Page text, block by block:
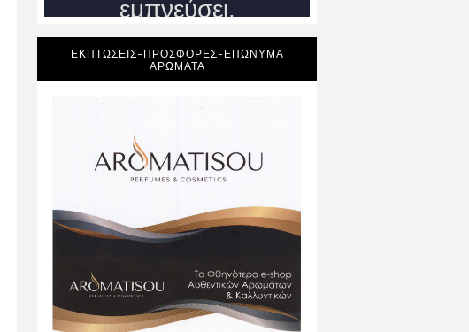
ΕΚΠΤΩΣΕΙΣ-ΠΡΟΣΦΟΡΕΣ-ΕΠΩΝΥΜΑ
ΑΡΩΜΑΤΑ